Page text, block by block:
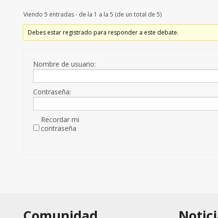
Viendo 5 entradas - de la 1 a la 5 (de un total de 5)
Debes estar registrado para responder a este debate.
Nombre de usuario:
Contraseña:
Recordar mi
contraseña